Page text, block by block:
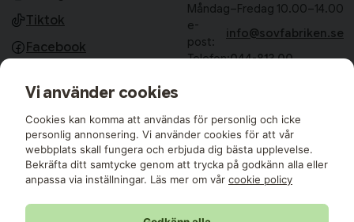
Tiktok
Facebook
Måndag–Fredag 10.00–14.00
e-
post:
info@sovfabriken.se
Telefon:044-813 00
28832 Vinslöv
Medlemmar i:
Vi använder cookies
Cookies kan komma att användas för personlig och icke
personlig annonsering. Vi använder cookies för att vår
webbplats skall fungera och erbjuda dig bästa upplevelse.
Bekräfta ditt samtycke genom att trycka på godkänn alla eller
anpassa via inställningar. Läs mer om vår cookie policy